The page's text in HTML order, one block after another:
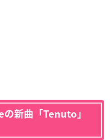
の新曲「Tenuto」